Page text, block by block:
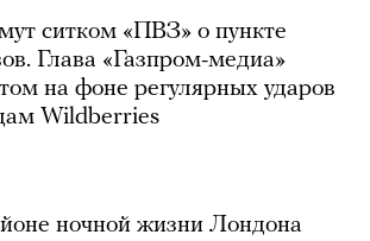
ситком «ПВЗ» о пункте
Глава «Газпром-медиа»
на фоне регулярных ударов
Wildberries
ночной жизни Лондона